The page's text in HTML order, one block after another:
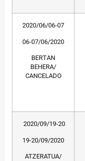
2020/06/06-07
06-07/06/2020
BERTAN
BEHERA/
CANCELADO
2020/09/19-20
19-20/09/2020
ATZERATUA/